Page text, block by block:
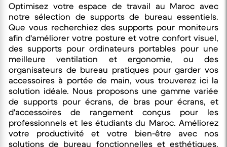
Optimisez votre espace de travail au Maroc avec
notre sélection de supports de bureau essentiels.
Que vous recherchiez des supports pour moniteurs
afin d'améliorer votre posture et votre confort visuel,
des supports pour ordinateurs portables pour une
meilleure ventilation et ergonomie, ou des
organisateurs de bureau pratiques pour garder vos
accessoires à portée de main, vous trouverez ici la
solution idéale. Nous proposons une gamme variée
de supports pour écrans, de bras pour écrans, et
d'accessoires de rangement conçus pour les
professionnels et les étudiants du Maroc. Améliorez
votre productivité et votre bien-être avec nos
solutions de bureau fonctionnelles et esthétiques.